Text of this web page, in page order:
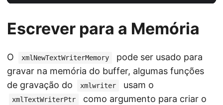
Escrever para a Memória
O xmlNewTextWriterMemory
pode ser usado para
gravar na memória do buffer, algumas funções
de gravação do
xmlwriter usam o
xmlTextWriterPtr
como argumento para criar o